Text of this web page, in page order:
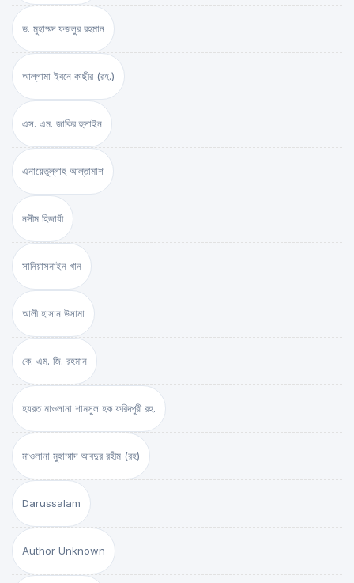
ড. মুহাম্মদ ফজলুর রহমান
আল্লামা ইবনে কাছীর (রহ.)
এস. এম. জাকির হুসাইন
এনায়েতুল্লাহ আল্‌তামাশ
নসীম হিজাযী
সানিয়াসনাইন খান
আলী হাসান উসামা
কে. এম. জি. রহমান
হযরত মাওলানা শামসুল হক ফরিদপুরী রহ.
মাওলানা মুহাম্মাদ আবদুর রহীম (রহ)
Darussalam
Author Unknown